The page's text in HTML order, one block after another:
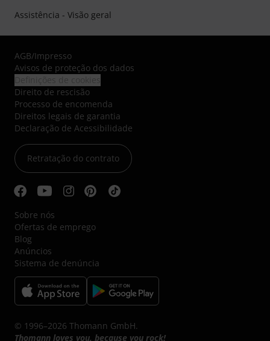
Assistência - Visão geral
AGB/Impresso
Avisos de proteção dos dados
Direito de rescisão
Processo de encomenda
Direitos legais de garantia
Declaração de Acessibilidade
Retratação do contrato
Sobre nós
Ofertas de emprego
Blog
Anúncios
Sistema de denúncia
© 1996–2026 Thomann GmbH.
Thomann loves you, because you rock!